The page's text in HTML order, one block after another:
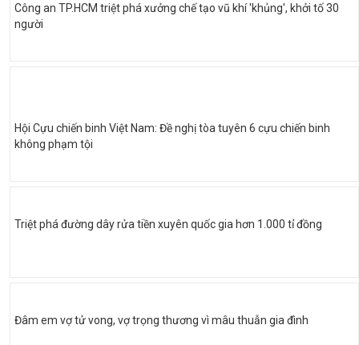
Công an TP.HCM triệt phá xưởng chế tạo vũ khí 'khủng', khởi tố 30
người
Hội Cựu chiến binh Việt Nam: Đề nghị tòa tuyên 6 cựu chiến binh
không phạm tội
Triệt phá đường dây rửa tiền xuyên quốc gia hơn 1.000 tỉ đồng
Đâm em vợ tử vong, vợ trọng thương vì mâu thuẫn gia đình